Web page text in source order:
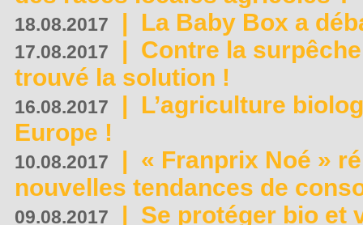
18.08.2017 | La Baby Box a
17.08.2017 | Contre la
trouvé la solution !
16.08.2017 | L’agriculture
Europe !
10.08.2017 | « Franprix Noé »
nouvelles tendances de
09.08.2017 | Se protéger bio et